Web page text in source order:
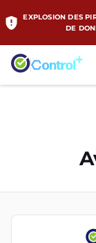
EXPLOSION DES
DE